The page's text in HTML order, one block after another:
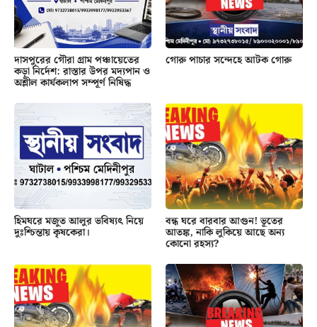
দাসপুরের গৌরা গ্রাম পঞ্চায়েতের
কড়া নির্দেশ: রাস্তার উপর মদ্যপান ও
অশ্লীল কার্যকলাপ সম্পূর্ণ নিষিদ্ধ
গোরু পাচার সন্দেহে আটক গোরু
হিমঘরে মজুত আলুর ভবিষ্যৎ নিয়ে
দুঃশ্চিন্তায় কৃষকেরা।
বন্ধ ঘরে বারবার আগুন! ভূতের
আতঙ্ক, নাকি লুকিয়ে আছে অন্য
কোনো রহস্য?